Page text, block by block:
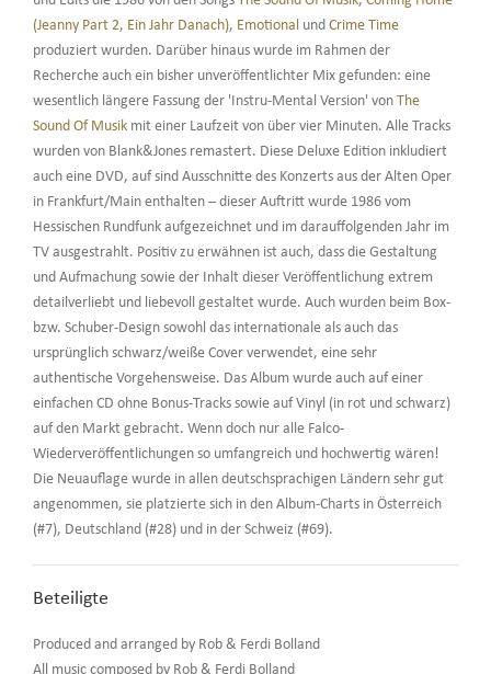
(Jeanny Part 2, Ein Jahr Danach), Emotional und Crime Time
produziert wurden. Darüber hinaus wurde im Rahmen der
Recherche auch ein bisher unveröffentlichter Mix gefunden: eine
wesentlich längere Fassung der 'Instru-Mental Version' von The
Sound Of Musikmit einer Laufzeit von über vier Minuten. Alle Tracks
wurden von Blank&Jones remastert. Diese Deluxe Edition inkludiert
auch eine DVD, auf sind Ausschnitte des Konzerts aus der Alten Oper
in Frankfurt/Main enthalten – dieser Auftritt wurde 1986 vom
Hessischen Rundfunk aufgezeichnet und im darauffolgenden Jahr im
TV ausgestrahlt. Positiv zu erwähnen ist auch, dass die Gestaltung
und Aufmachung sowie der Inhalt dieser Veröffentlichung extrem
detailverliebt und liebevoll gestaltet wurde. Auch wurden beim Box-
bzw. Schuber-Design sowohl das internationale als auch das
ursprünglich schwarz/weiße Cover verwendet, eine sehr
authentische Vorgehensweise. Das Album wurde auch auf einer
einfachen CD ohne Bonus-Tracks sowie auf Vinyl (in rot und schwarz)
auf den Markt gebracht. Wenn doch nur alle Falco-
Wiederveröffentlichungen so umfangreich und hochwertig wären!
Die Neuauflage wurde in allen deutschsprachigen Ländern sehr gut
angenommen, sie platzierte sich in den Album-Charts in Österreich
(#7), Deutschland (#28) und in der Schweiz (#69).
Beteiligte
Produced and arranged by Rob & Ferdi Bolland
All music composed by Rob & Ferdi Bolland